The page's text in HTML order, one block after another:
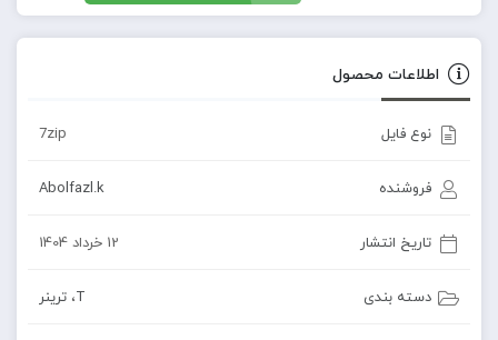
اطلاعات محصول
نوع فایل 7zip
فروشنده Abolfazl.k
تاریخ انتشار 12 خرداد 1404
دسته بندی T، ترینر